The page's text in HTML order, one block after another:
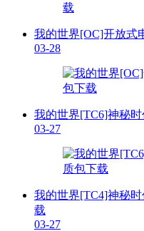
我的世界[OC]开放式
03-28
我的世界[TC6]神秘时
03-27
我的世界[TC4]神秘时
载
03-27